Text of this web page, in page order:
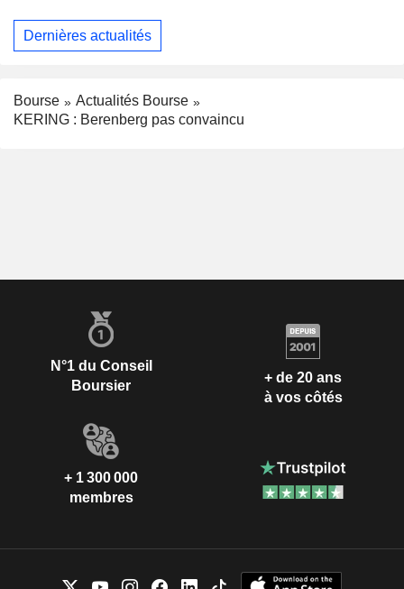
Dernières actualités
Bourse
Actualités Bourse
KERING : Berenberg pas convaincu
N°1 du Conseil
Boursier
+ de 20 ans
à vos côtés
+ 1 300 000
membres